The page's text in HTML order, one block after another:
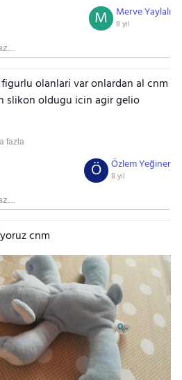
Merve Yaylalı
8 yıl
M
olanlari var onlardan al cnm
slikon oldugu icin agir gelio
fazla
Özlem Yeğiner
8 yıl
Ö
cnm